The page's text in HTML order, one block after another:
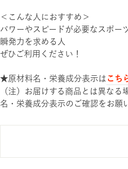
＜こんな人におすすめ＞
パワーやスピードが必要なスポー
瞬発力を求める人
ぜひご利用ください！
★原材料名・栄養成分表示は こち
（注）お届けする商品とは異な
名・栄養成分表示のご確認をお願